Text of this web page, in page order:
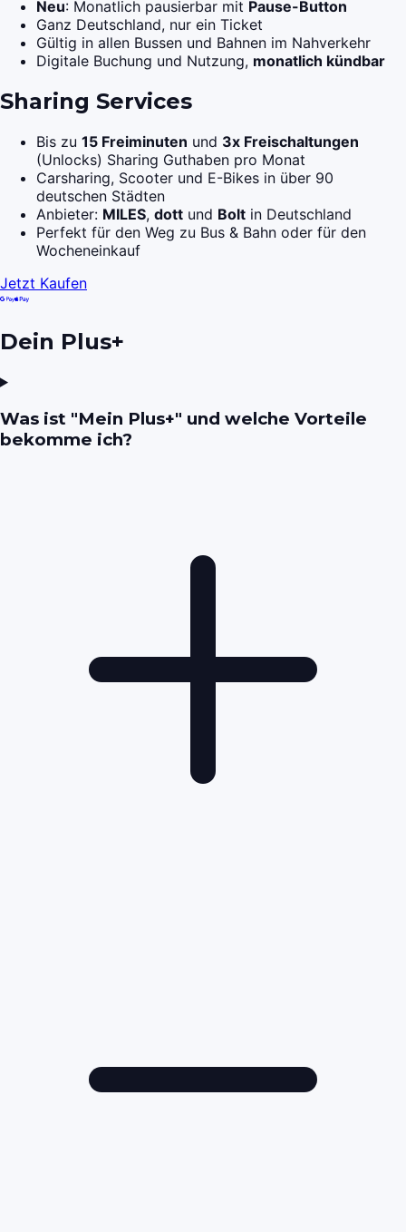
Neu: Monatlich pausierbar mit Pause-Button
Ganz Deutschland, nur ein Ticket
Gültig in allen Bussen und Bahnen im Nahverkehr
Digitale Buchung und Nutzung, monatlich kündbar
Sharing Services
Bis zu 15 Freiminuten und 3x Freischaltungen
(Unlocks) Sharing Guthaben pro Monat
Carsharing, Scooter und E-Bikes in über 90
deutschen Städten
Anbieter: MILES, dott und Bolt in Deutschland
Perfekt für den Weg zu Bus & Bahn oder für den
Wocheneinkauf
Jetzt Kaufen
Dein Plus+
Was ist "Mein Plus+" und welche Vorteile
bekomme ich?